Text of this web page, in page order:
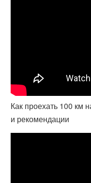
Как проехать 100 км
и рекомендации